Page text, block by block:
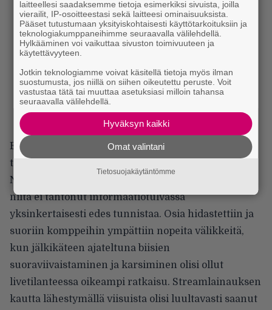
Erityisellä harmilla laitoin merkille, että ep:ltä
tuttujen Haunebu Jugendin ja Stormclad into
Nihilin osia oli muunneltu levyversioista niin, että
niitä ei tahtonut informaatiotulvassa
yksinkertaisesti edes tunnistaa. Osia hidastettiin ja
suoriin komppeihin ympättiin nopeita välikkeitä,
kun jälkikäteen ajateltuna biisien
suoraviivaistaminen ja karsiminen olisi ollut
livetilanteessa oikeampi ratkaisu. Streamlainauksen
kautta lähestymällä viisuista olisi luultavasti saanut
laitteellesi saadaksemme tietoja esimerkiksi sivuista, joilla
vierailit, IP-osoitteestasi sekä laitteesi ominaisuuksista.
Pääset tutustumaan yksityiskohtaisesti käyttötarkoituksiin ja
teknologiakumppaneihimme seuraavalla välilehdellä.
Hylkääminen voi vaikuttaa sivuston toimivuuteen ja
käytettävyyteen.
Jotkin teknologiamme voivat käsitellä tietoja myös ilman
suostumusta, jos niillä on siihen oikeutettu peruste. Voit
vastustaa tätä tai muuttaa asetuksiasi milloin tahansa
seuraavalla välilehdellä.
Hyväksyn kaikki
Omat valintani
Tietosuojakäytäntömme